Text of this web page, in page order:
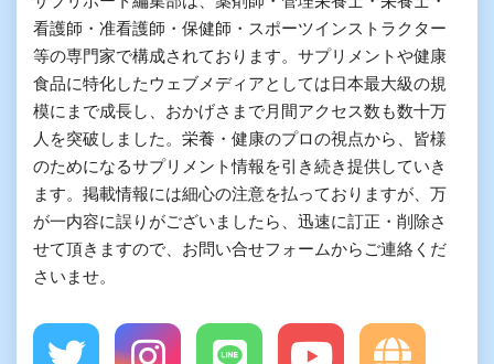
看護師・准看護師・保健師・スポーツインストラクター
等の専門家で構成されております。サプリメントや健康
食品に特化したウェブメディアとしては日本最大級の規
模にまで成長し、おかげさまで月間アクセス数も数十万
人を突破しました。栄養・健康のプロの視点から、皆様
のためになるサプリメント情報を引き続き提供していき
ます。掲載情報には細心の注意を払っておりますが、万
が一内容に誤りがございましたら、迅速に訂正・削除さ
せて頂きますので、お問い合せフォームからご連絡くだ
さいませ。